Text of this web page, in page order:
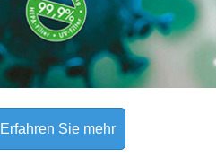
Erfahren Sie mehr